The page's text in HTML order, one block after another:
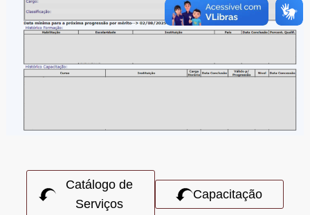
Catálogo de
Serviços
Capacitação